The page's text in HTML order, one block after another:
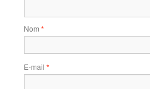
Nom *
E-mail *